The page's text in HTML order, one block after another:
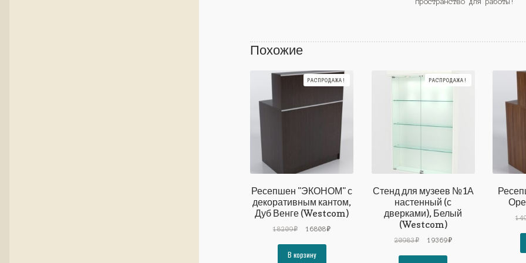
пространство для работы!
Похожие
Ресепшен "ЭКОНОМ" с
декоративным кантом,
Дуб Венге (Westcom)
РАСПРОДАЖА!
18209₽
Первоначальная
16808₽Текущая
В корзину
Стенд для музеев №1А
настенный (с
дверками), Белый
(Westcom)
РАСПРОДАЖА!
20983₽
Первоначальная
19369₽Текущая